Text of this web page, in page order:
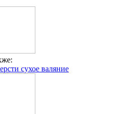
сухое валяние